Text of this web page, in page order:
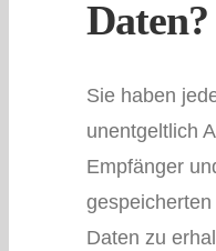
Daten?
Sie haben
unentgeltlich
Empfänger
Daten zu